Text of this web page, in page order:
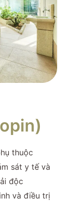
thuộc
sát y tế và
độc
và điều trị